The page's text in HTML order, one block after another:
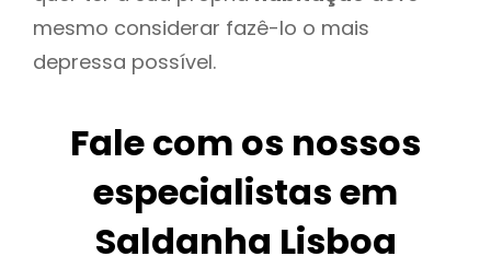
mesmo considerar fazê-lo o mais
depressa possível.
Fale com os nossos
especialistas em
Saldanha Lisboa